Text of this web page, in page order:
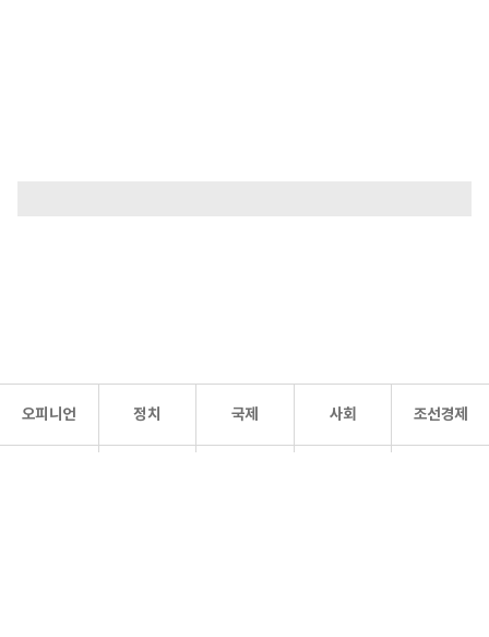
오피니언 정치 국제 사회 조선경제